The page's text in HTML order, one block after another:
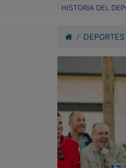
HISTORIA DEL
DEPORTES